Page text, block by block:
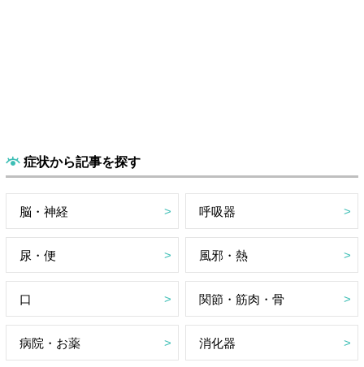
症状から記事を探す
脳・神経 呼吸器
尿・便 風邪・熱
口 関節・筋肉・骨
病院・お薬 消化器